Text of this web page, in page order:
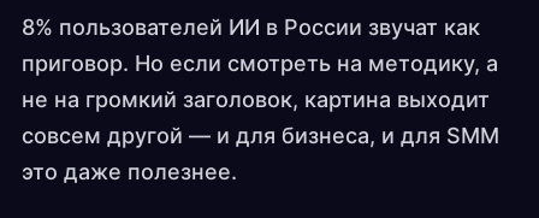
8% пользователей ИИ в России звучат как
приговор. Но если смотреть на методику, а
не на громкий заголовок, картина выходит
совсем другой — и для бизнеса, и для SMM
это даже полезнее.